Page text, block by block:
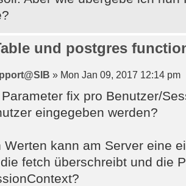
und postgres
» Mon Jan 09, 2017 12:14 pm
fix pro Benutzer/
eingegeben werden?
Werten kann am Server eine
fetch überschreibt und die